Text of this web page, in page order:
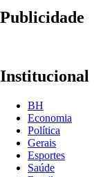
Publicidade
Institucional
BH
Economia
Política
Gerais
Esportes
Saúde